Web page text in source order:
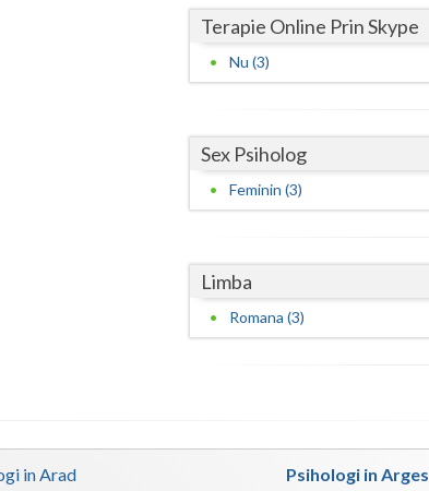
Satu-Mare
Sibiu
Teleorman
Timis
Tulcea
Valcea
Terapie Online Prin Skype
Nu (3)
Sex Psiholog
Feminin (3)
Limba
Romana (3)
in Arad Psihologi in Arges